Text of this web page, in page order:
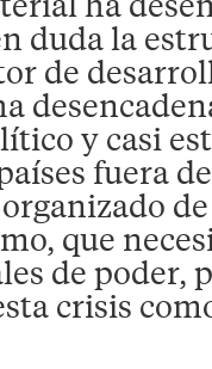
duda la
de
y casi
fuera
que
de poder,
crisis